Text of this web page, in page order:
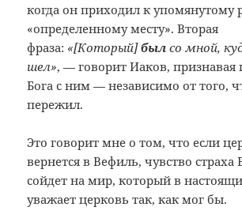
когда он приходил к упомянутому
«определенному месту». Вторая
фраза: «[Который]был со мной,
шел», — говорит Иаков, признавая
Бога с ним — независимо от того,
пережил.
Это говорит мне о том, что если
вернется в Вефиль, чувство страха
сойдет на мир, который в
уважает церковь так, как мог бы.